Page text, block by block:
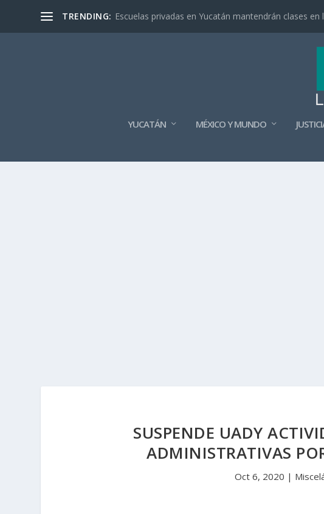
TRENDING: Escuelas privadas en Yucatán mantendrán clases en
YUCATÁN MÉXICO Y MUNDO
SUSPENDE UADY
ADMINISTRATIVAS
Oct 6, 2020 |